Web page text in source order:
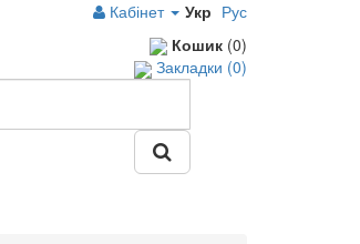
Укр Рус
Кабінет
Кошик (0)
Закладки (0)